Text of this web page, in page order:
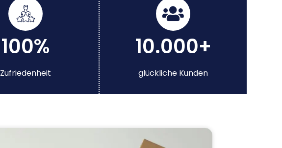
100%
Zufriedenheit
10.000+
glückliche Kunden